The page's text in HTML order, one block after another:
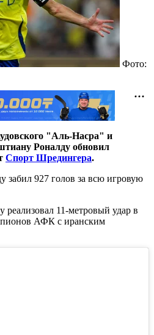
Фото:
"Аль-Насра" и
Роналду обновил
Спорт Шредингера.
забил 927 голов за всю игровую
11-метровый удар в
АФК с иранским